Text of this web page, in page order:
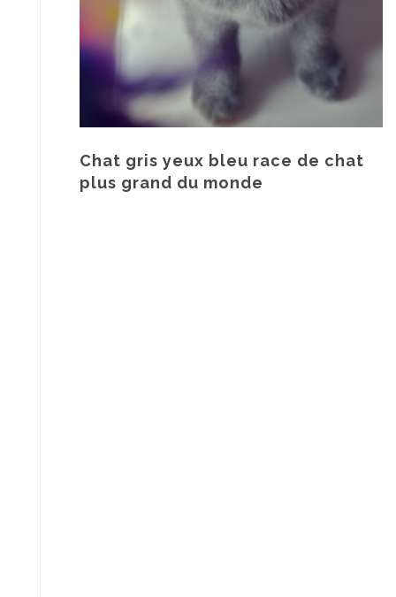
Chat gris yeux bleu race de chat
plus grand du monde